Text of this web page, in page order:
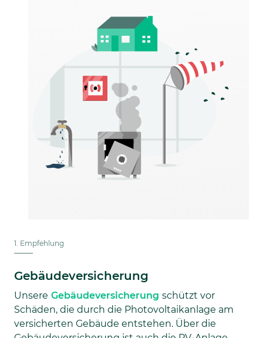
1. Empfehlung
Gebäudeversicherung
Unsere Gebäudeversicherung schützt vor
Schäden, die durch die Photovoltaikanlage am
versicherten Gebäude entstehen. Über die